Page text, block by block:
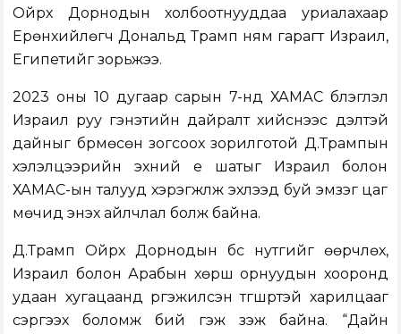
Ойрх Дорнодын холбоотнууддaa уриалахаар
Ерөнхийлөгч Дональд Трамп ням гарагт Израил,
Египетийг зорьжээ.
2023 оны 10 дугаар сарын 7-нд ХАМАС бүлэглэл
Израил руу гэнэтийн дайралт хийснээс үүдэлтэй
дайныг бүрмөсөн зогсоох зорилготой Д.Трампын
хэлэлцээрийн эхний үе шатыг Израил болон
ХАМАС-ын талууд хэрэгжүүлж эхлээд буй эмзэг цаг
мөчид энэхүү айлчлал болж байна.
Д.Трамп Ойрх Дорнодын бүс нутгийг өөрчлөх,
Израил болон Арабын хөрш орнуудын хооронд
удаан хугацаанд үргэжилсэн түгшүүртэй харилцааг
сэргээх боломж бий гэж үзэж байна. “Дайн